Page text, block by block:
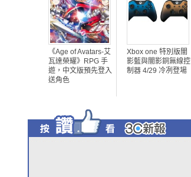
《Age of Avatars-艾
瓦達榮耀》RPG 手
遊，中文版預先登入
送角色
Xbox one 特別版闇
影藍與闇影銅無線控
制器 4/29 冷冽登場